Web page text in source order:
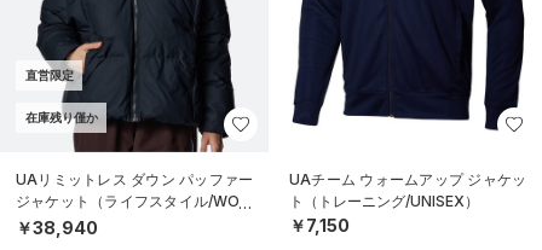
直営限定
在庫残り僅か
UAリミットレス ダウン パッファー
ジャケット（ライフスタイル/WOM
EN）
￥38,940
UAチーム ウォームアップ ジャケッ
ト（トレーニング/UNISEX）
￥7,150